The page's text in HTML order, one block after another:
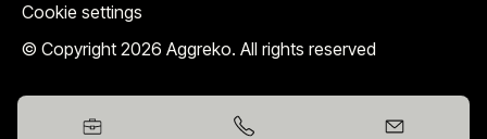
© Copyright 2026 Aggreko. All rights reserved
Cookie settings